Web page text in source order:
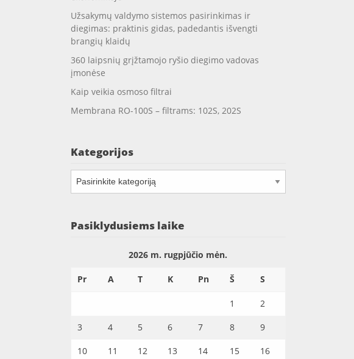
Užsakymų valdymo sistemos pasirinkimas ir
diegimas: praktinis gidas, padedantis išvengti
brangių klaidų
360 laipsnių grįžtamojo ryšio diegimo vadovas
įmonėse
Kaip veikia osmoso filtrai
Membrana RO-100S – filtrams: 102S, 202S
Kategorijos
Kategorijos
Pasiklydusiems laike
2026 m. rugpjūčio mėn.
Pr A T K Pn Š S
1 2
3 4 5 6 7 8 9
10 11 12 13 14 15 16